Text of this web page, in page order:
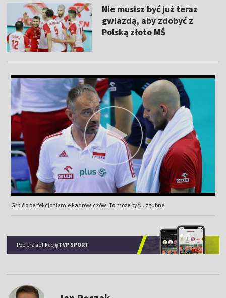
Nie musisz być już teraz
gwiazdą, aby zdobyć z
Polską złoto MŚ
Grbić o perfekcjonizmie kadrowiczów. To może być... zgubne
Pobierz aplikację TVP SPORT